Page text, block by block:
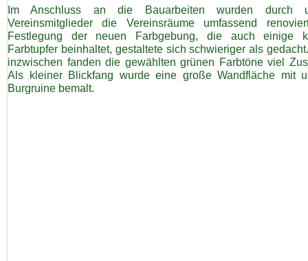
Im Anschluss an die Bauarbeiten wurden durch
Vereinsmitglieder die Vereinsräume umfassend
Festlegung der neuen Farbgebung, die auch einige
Farbtupfer beinhaltet, gestaltete sich schwieriger als
inzwischen fanden die gewählten grünen Farbtöne viel
Als kleiner Blickfang wurde eine große Wandfläche mit
Burgruine bemalt.